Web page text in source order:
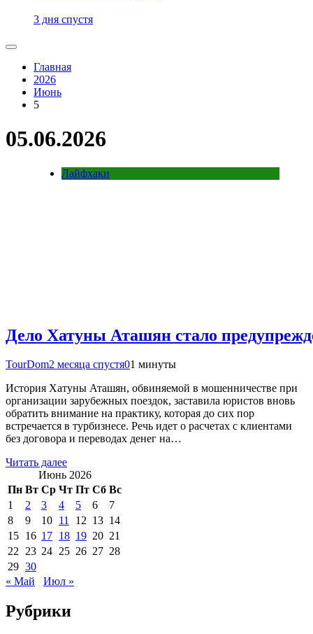
3 дня спустя
Главная
2026
Июнь
5
05.06.2026
Лайфхаки
Дело Хатуны Аташян стало
TourDom2 месяца спустя01 минуты
История Хатуны Аташян, обвиняемой в мошенничестве при
организации зарубежных поездок, заставила юристов вновь
обратить внимание на практику, которая до сих пор
встречается в турбизнесе. Речь идет о расчетах с клиентами
без договора и переводах денег на…
Читать далее
Июнь 2026
Пн Вт Ср Чт Пт Сб Вс
1
2 3 4 5 6
7
8
9 10 11 12 13 14
15 16 17 18 19 20 21
22 23 24 25 26 27 28
29 30
« Май
Июл »
Рубрики